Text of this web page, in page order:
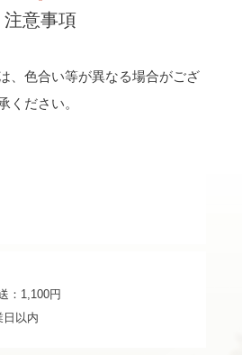
注意事項
、色合い等が異なる場合がござ
ください。
：1,100円
日以内